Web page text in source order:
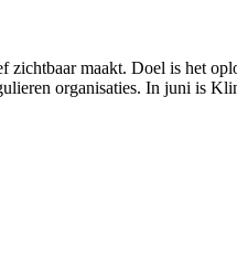
maakt. Doel is het
organisaties. In juni is